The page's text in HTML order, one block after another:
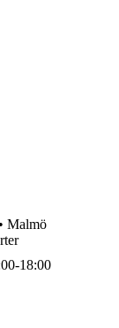
Malmö
18:00